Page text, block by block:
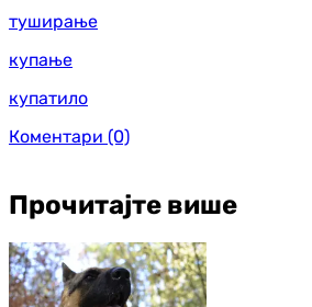
туширање
купање
купатило
Коментари (0)
Прочитајте више